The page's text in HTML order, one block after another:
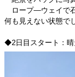
ロープ―ウェイで
何も見えない状態で
◆2日目スタート：晴